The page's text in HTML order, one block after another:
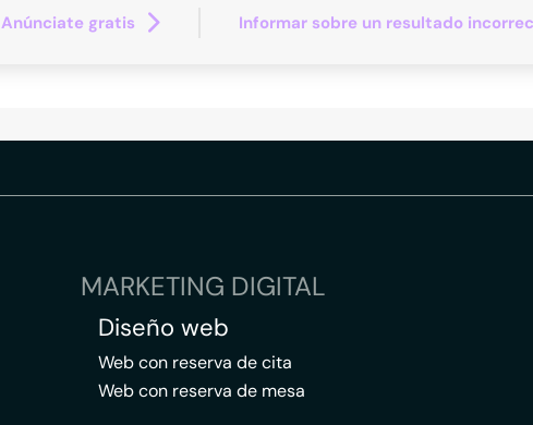
Anúnciate gratis Informar sobre un resultado
MARKETING DIGITAL
Diseño web
Web con reserva de cita
Web con reserva de mesa